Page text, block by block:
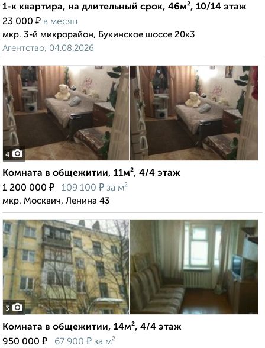
1-к квартира, на длительный срок, 46м², 10/14 этаж
23 000 ₽ в месяц
мкр. 3-й микрорайон, Букинское шоссе 20к3
Агентство, 04.08.2026
4
Комната в общежитии, 11м², 4/4 этаж
1 200 000 ₽ 109 100 ₽ за м²
мкр. Москвич, Ленина 43
3
Комната в общежитии, 14м², 4/4 этаж
950 000 ₽ 67 900 ₽ за м²